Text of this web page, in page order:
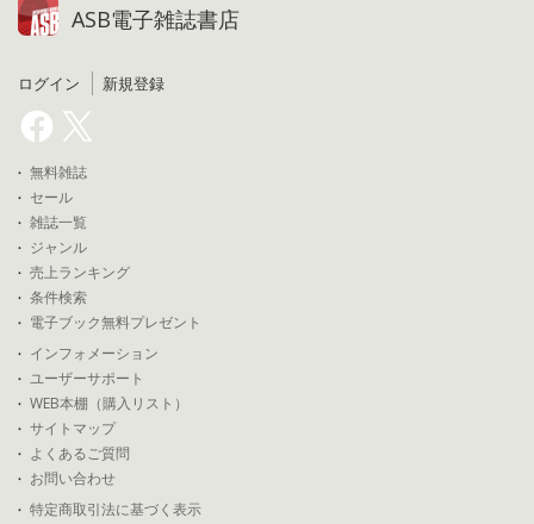
ASB電子雑誌書店
ログイン 新規登録
無料雑誌
セール
雑誌一覧
ジャンル
売上ランキング
条件検索
電子ブック無料プレゼント
インフォメーション
ユーザーサポート
WEB本棚（購入リスト）
サイトマップ
よくあるご質問
お問い合わせ
特定商取引法に基づく表示